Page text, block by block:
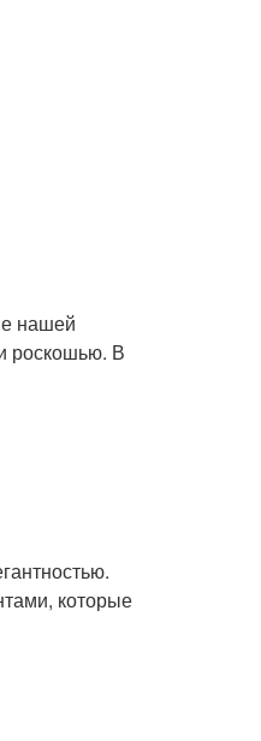
нашей
роскошью. В
которые